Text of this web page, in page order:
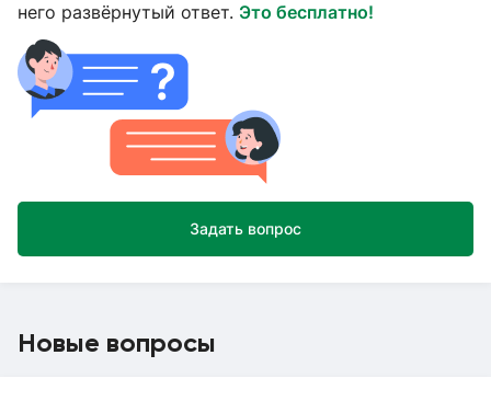
него развёрнутый ответ. Это бесплатно!
Задать вопрос
Новые вопросы